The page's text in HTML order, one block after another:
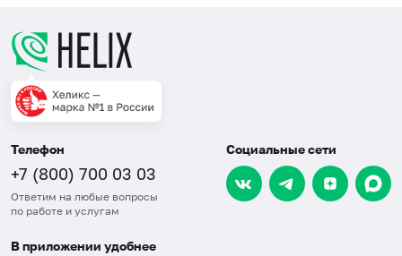
Телефон
+7 (800) 700 03 03
Ответим на любые вопросы
по работе и услугам
Социальные сети
В приложении удобнее